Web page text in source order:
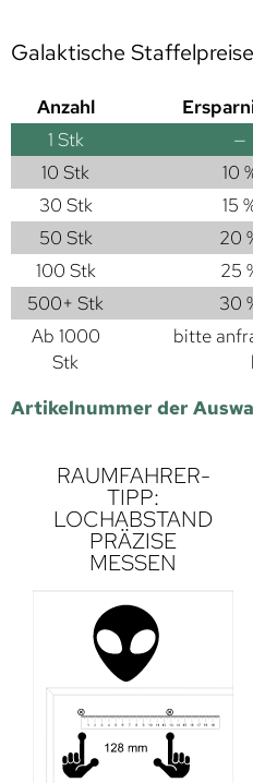
Galaktische Staffelpreise
Anzahl
1 Stk —
10 Stk
10
30 Stk
15
50 Stk
20
100 Stk
25
500+ Stk
30
Ab 1000
Stk
bitte
Artikelnummer der
RAUMFAHRER-
TIPP:
LOCHABSTAND
PRÄZISE
MESSEN